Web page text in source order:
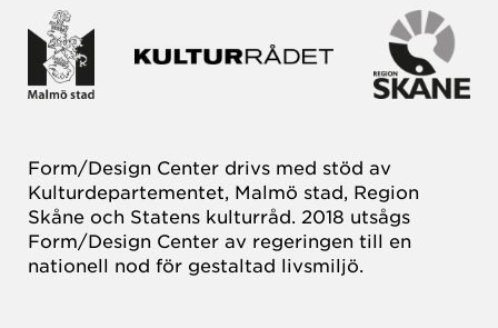
Form/Design Center drivs med stöd av
Kulturdepartementet, Malmö stad, Region
Skåne och Statens kulturråd. 2018 utsågs
Form/Design Center av regeringen till en
nationell nod för gestaltad livsmiljö.